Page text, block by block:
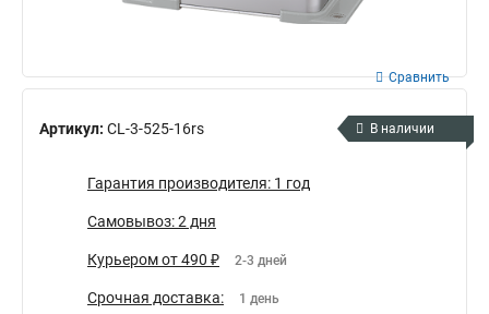
Артикул: CL-3-525-16rs
Сравнить
В наличии
Гарантия производителя: 1 год
Самовывоз: 2 дня
Курьером от 490 ₽ 2-3 дней
Срочная доставка: 1 день